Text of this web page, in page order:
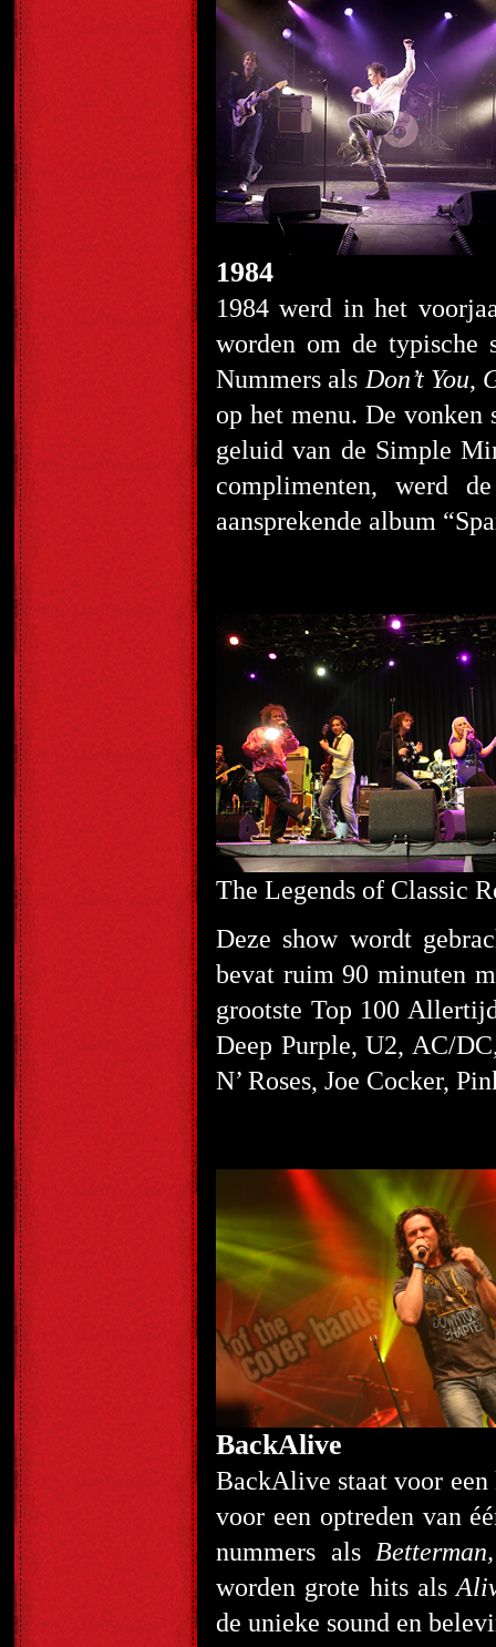
1984
1984 werd in het
worden om de typische
Nummers als Don’t You,
op het menu. De vonken
geluid van de Simple
complimenten, werd
aansprekende album
The Legends of Classic
Deze show wordt
bevat ruim 90 minuten
grootste Top 100
Deep Purple, U2, AC/
N’ Roses, Joe Cocker,
BackAlive
BackAlive staat voor
voor een optreden van
nummers als
worden grote hits als
de unieke sound en